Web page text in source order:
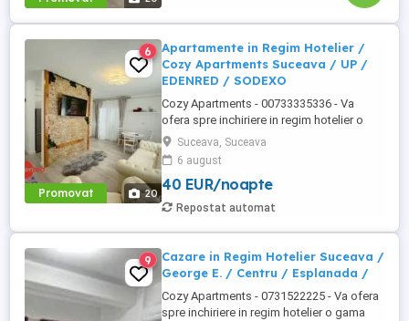
Promovat 20
6
Apartamente in Regim Hotelier /
Cozy Apartments Suceava / UP /
EDENRED / SODEXO
Cozy Apartments - 00733335336 - Va
ofera spre inchiriere in regim hotelier o
gama variata de apartamente si
garsoniere situate in puncte cheie ale
orasului Suceava: Bulevardul George
Enescu. Kaufland George Enescu In
centrul Orasului pe Esplanada langa
McDonald's. Zamca Bulevardul 1 Mai
Obcini ...
Suceava, Suceava
6 august
40 EUR/noapte
Repostat automat
9
Cazare in Regim Hotelier Suceava /
George E. / Centru / Esplanada /
Cozy Apartments - 0731522225 - Va ofera
spre inchiriere in regim hotelier o gama